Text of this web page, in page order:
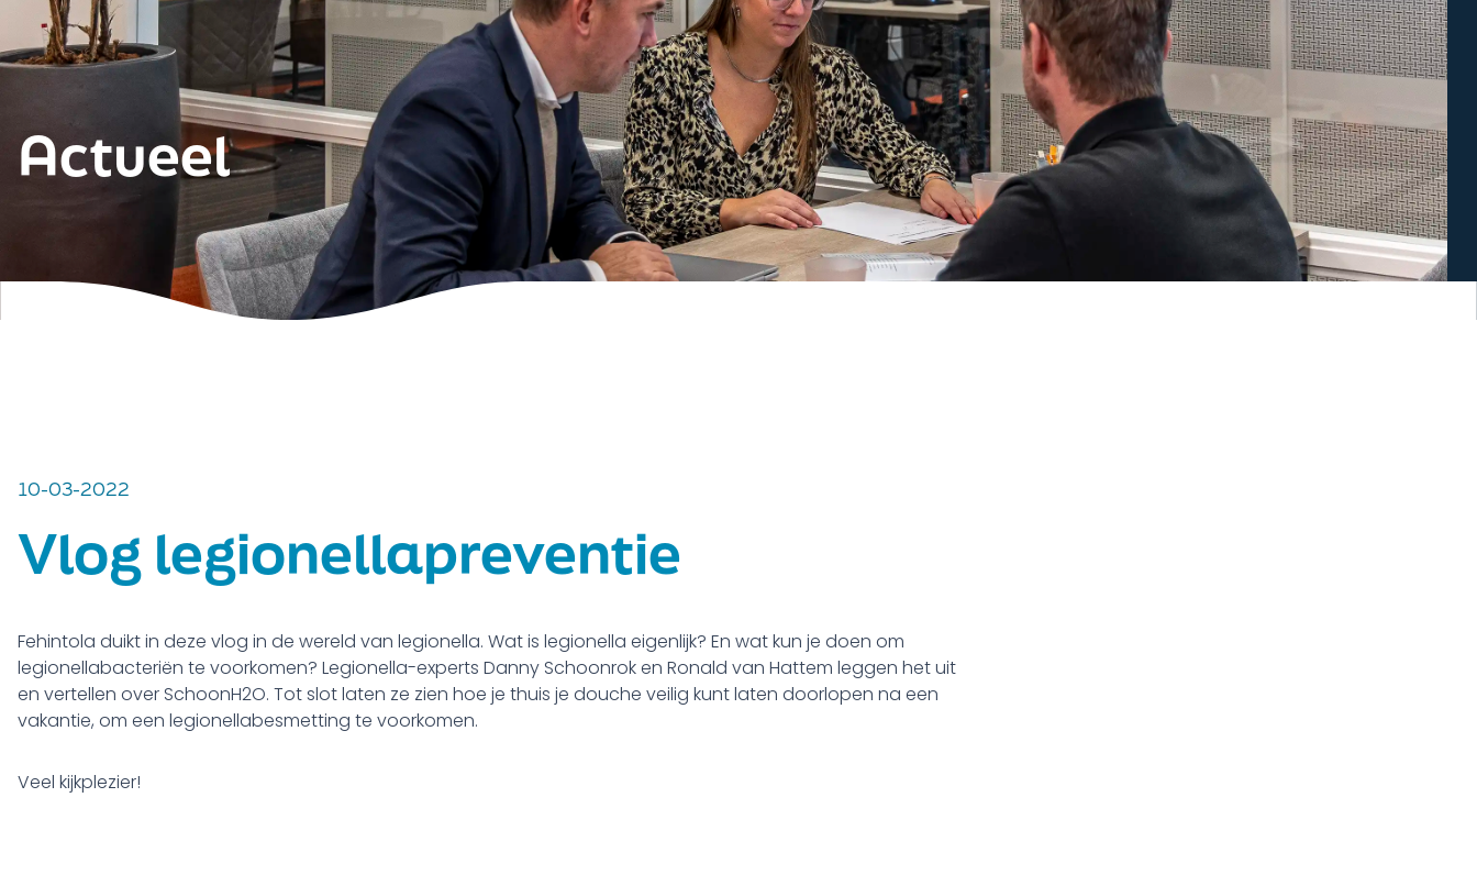
Actueel
10-03-2022
Vlog legionellapreventie
Fehintola duikt in deze vlog in de wereld van legionella. Wat is legionella eigenlijk? En wat kun je doen om
legionellabacteriën te voorkomen? Legionella-experts Danny Schoonrok en Ronald van Hattem leggen het uit
en vertellen over SchoonH2O. Tot slot laten ze zien hoe je thuis je douche veilig kunt laten doorlopen na een
vakantie, om een legionellabesmetting te voorkomen.
Veel kijkplezier!